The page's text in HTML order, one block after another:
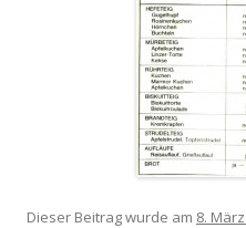
Dieser Beitrag wurde am 8.